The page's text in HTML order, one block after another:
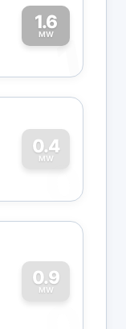
1.6
MW1
0.4
MW
0
0.9
MW